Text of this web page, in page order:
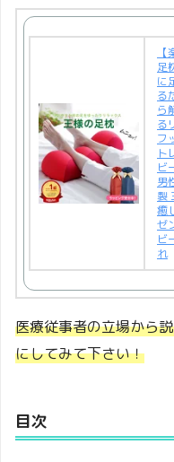
足
に
る
ら
る
フ
ト
ビ
男
製
癒
ゼ
ビ
れ
医療従事者の立場から
にしてみて下さい！
目次